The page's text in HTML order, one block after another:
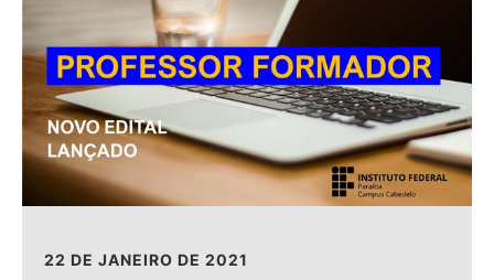
22 DE JANEIRO DE 2021